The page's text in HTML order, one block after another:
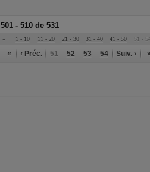
501 - 510 de 531
« 1 - 10 11 - 20 21 - 30 31 - 40 41 - 50 51 -
« ‹ Préc. 51 52 53 54 Suiv. ›